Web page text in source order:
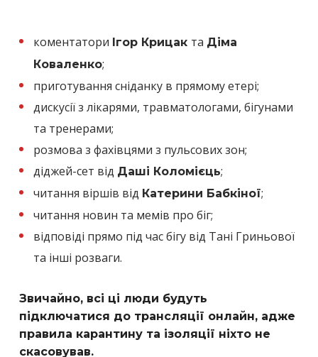
коментатори Ігор Крицак та Діма
Коваленко;
приготування сніданку в прямому етері;
дискусії з лікарями, травматологами, бігунами
та тренерами;
розмова з фахівцями з пульсових зон;
діджей-сет від Даші Коломієць;
читання віршів від Катерини Бабкіної;
читання новин та мемів про біг;
відповіді прямо під час бігу від Тані Гриньової
та інші розваги.
Звичайно, всі ці люди будуть
підключатися до трансляції онлайн, адже
правила карантину та ізоляції ніхто не
скасовував.